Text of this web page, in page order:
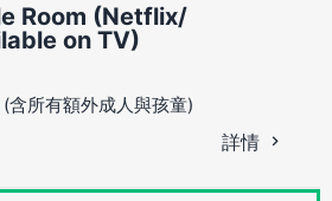
Room (Netflix/
on TV)
含所有額外成人與孩童)
詳情